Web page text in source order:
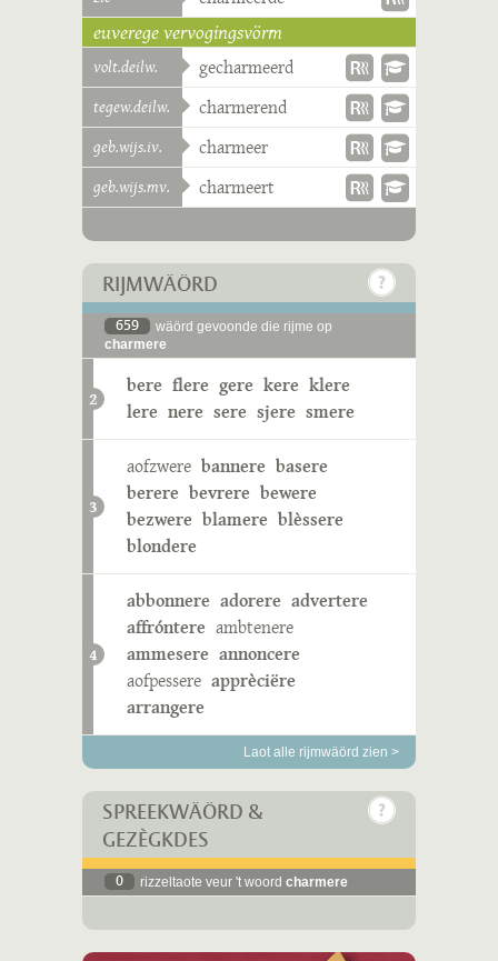
euverege vervogingsvörm
volt.deilw. gecharmeerd
tegew.deilw. charmerend
geb.wijs.iv. charmeer
geb.wijs.mv. charmeert
RIJMWÄÖRD
659
wäörd gevoonde die rijme op
charmere
2
bere flere gere kere klere
lere nere sere sjere smere
3
aofzwere bannere basere
berere bevrere bewere
bezwere blamere blèssere
blondere
4
abbonnere adorere advertere
affróntere ambtenere
ammesere annoncere
aofpessere apprèciëre
arrangere
Laot alle rijmwäörd zien >
SPREEKWÄÖRD &
GEZÈGKDES
0 rizzeltaote veur 't woord charmere